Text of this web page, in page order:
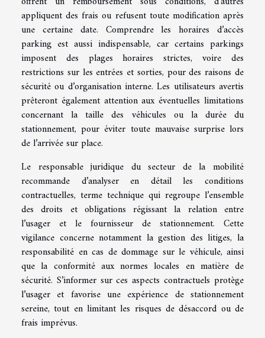
appliquent des frais ou refusent toute modification après
une certaine date. Comprendre les horaires d’accès
parking est aussi indispensable, car certains parkings
imposent des plages horaires strictes, voire des
restrictions sur les entrées et sorties, pour des raisons de
sécurité ou d’organisation interne. Les utilisateurs avertis
prêteront également attention aux éventuelles limitations
concernant la taille des véhicules ou la durée du
stationnement, pour éviter toute mauvaise surprise lors
de l’arrivée sur place.
Le responsable juridique du secteur de la mobilité
recommande d’analyser en détail les conditions
contractuelles, terme technique qui regroupe l’ensemble
des droits et obligations régissant la relation entre
l’usager et le fournisseur de stationnement. Cette
vigilance concerne notamment la gestion des litiges, la
responsabilité en cas de dommage sur le véhicule, ainsi
que la conformité aux normes locales en matière de
sécurité. S’informer sur ces aspects contractuels protège
l’usager et favorise une expérience de stationnement
sereine, tout en limitant les risques de désaccord ou de
frais imprévus.